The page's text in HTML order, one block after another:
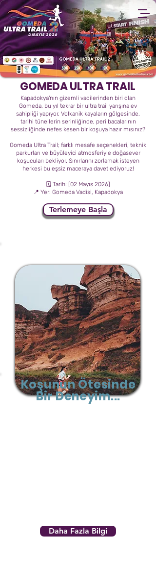
GOMEDA ULTRA TRAIL
Kapadokya'nın gizemli vadilerinden biri olan
Gomeda, bu yıl tekrar bir ultra trail yarışına ev
sahipliği yapıyor. Volkanik kayaların gölgesinde,
tarihi tünellerin serinliğinde, peri bacalarının
sessizliğinde nefes kesen bir koşuya hazır mısınız?
Gomeda Ultra Trail; farklı mesafe seçenekleri, teknik
parkurları ve büyüleyici atmosferiyle doğasever
koşucuları bekliyor. Sınırlarını zorlamak isteyen
herkesi bu eşsiz maceraya davet ediyoruz!
🗓 Tarih: [02 Mayıs 2026]
📍 Yer: Gomeda Vadisi, Kapadokya
Terlemeye Başla
Koşunun Ötesinde
Bir Deneyim...
Daha Fazla Bilgi